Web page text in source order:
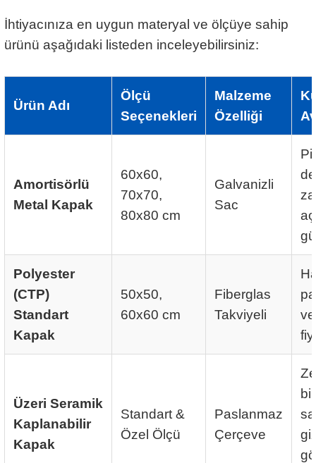
İhtiyacınıza en uygun materyal ve ölçüye sahip
ürünü aşağıdaki listeden inceleyebilirsiniz:
Ürün Adı
Ölçü
Seçenekleri
Malzeme
Özelliği
Amortisörlü
Metal Kapak
60x60,
70x70,
80x80 cm
Galvanizli
Sac
Polyester
(CTP)
Standart
Kapak
50x50,
60x60 cm
Fiberglas
Takviyeli
Üzeri Seramik
Kaplanabilir
Kapak
Standart &
Özel Ölçü
Paslanmaz
Çerçeve